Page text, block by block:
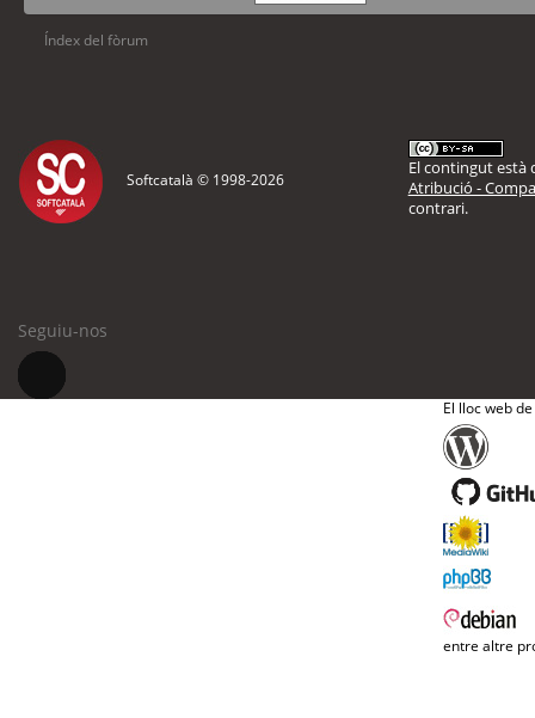
Índex del fòrum
Softcatalà © 1998-2026
El contingut està
Atribució -
contrari.
Seguiu-nos
El lloc web
entre altre